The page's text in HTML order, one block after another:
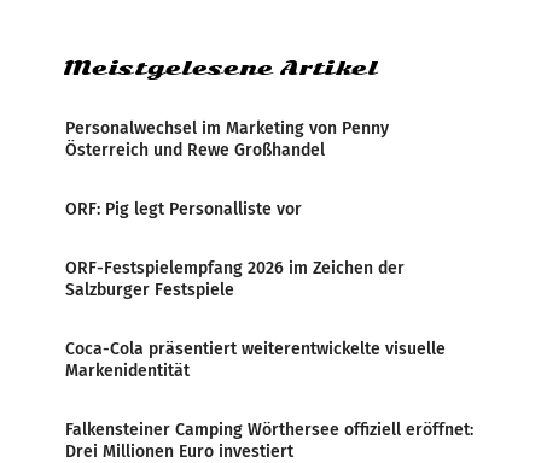
Meistgelesene Artikel
Personalwechsel im Marketing von Penny
Österreich und Rewe Großhandel
ORF: Pig legt Personalliste vor
ORF-Festspielempfang 2026 im Zeichen der
Salzburger Festspiele
Coca-Cola präsentiert weiterentwickelte visuelle
Markenidentität
Falkensteiner Camping Wörthersee offiziell eröffnet:
Drei Millionen Euro investiert